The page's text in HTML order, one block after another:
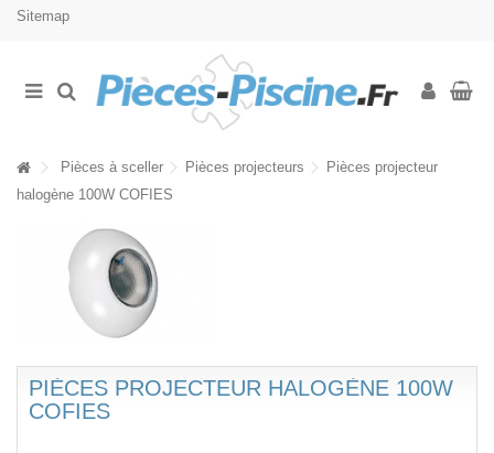
Sitemap
Pièces à sceller Pièces projecteurs
Pièces projecteur
halogène 100W COFIES
PIÈCES PROJECTEUR HALOGÈNE 100W
COFIES